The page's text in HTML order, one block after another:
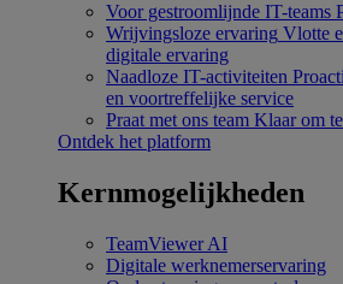
Voor gestroomlijnde IT-teams
Wrijvingsloze ervaring Vlotte
digitale ervaring
Naadloze IT-activiteiten
en voortreffelijke service
Praat met ons team Klaar om
Ontdek het platform
Kernmogelijkheden
TeamViewer AI
Digitale werknemerservaring